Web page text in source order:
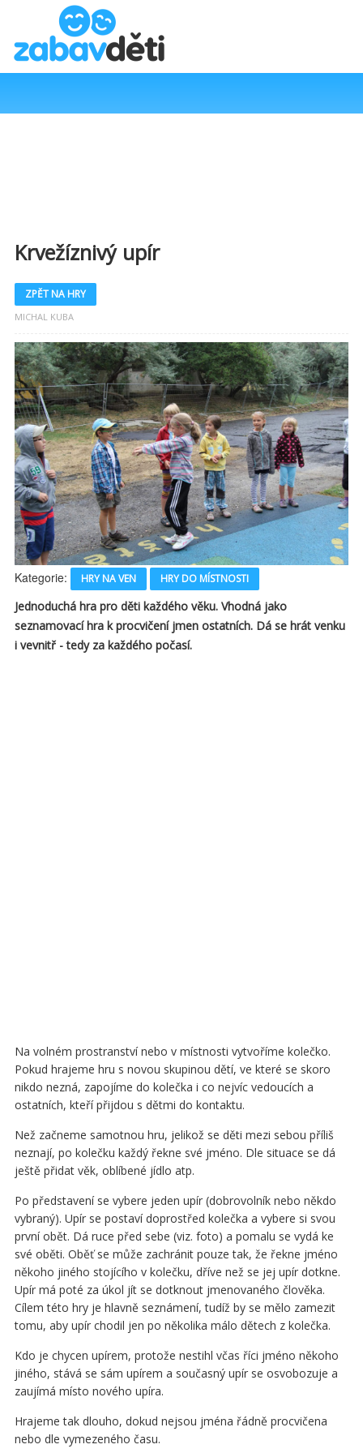
Krvežíznivý upír
ZPĚT NA HRY
MICHAL KUBA
Kategorie: HRY NA VEN HRY DO MÍSTNOSTI
Jednoduchá hra pro děti každého věku. Vhodná jako
seznamovací hra k procvičení jmen ostatních. Dá se hrát venku
i vevnitř - tedy za každého počasí.
Na volném prostranství nebo v místnosti vytvoříme kolečko.
Pokud hrajeme hru s novou skupinou dětí, ve které se skoro
nikdo nezná, zapojíme do kolečka i co nejvíc vedoucích a
ostatních, kteří přijdou s dětmi do kontaktu.
Než začneme samotnou hru, jelikož se děti mezi sebou příliš
neznají, po kolečku každý řekne své jméno. Dle situace se dá
ještě přidat věk, oblíbené jídlo atp.
Po představení se vybere jeden upír (dobrovolník nebo někdo
vybraný). Upír se postaví doprostřed kolečka a vybere si svou
první obět. Dá ruce před sebe (viz. foto) a pomalu se vydá ke
své oběti. Oběť se může zachránit pouze tak, že řekne jméno
někoho jiného stojícího v kolečku, dříve než se jej upír dotkne.
Upír má poté za úkol jít se dotknout jmenovaného člověka.
Cílem této hry je hlavně seznámení, tudíž by se mělo zamezit
tomu, aby upír chodil jen po několika málo dětech z kolečka.
Kdo je chycen upírem, protože nestihl včas říci jméno někoho
jiného, stává se sám upírem a současný upír se osvobozuje a
zaujímá místo nového upíra.
Hrajeme tak dlouho, dokud nejsou jména řádně procvičena
nebo dle vymezeného času.